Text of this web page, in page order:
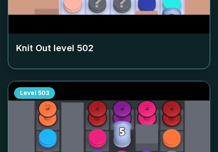
Knit Out level 502
Level 503